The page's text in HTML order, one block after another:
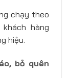
chạy theo
hàng
hiệu.
bỏ quên